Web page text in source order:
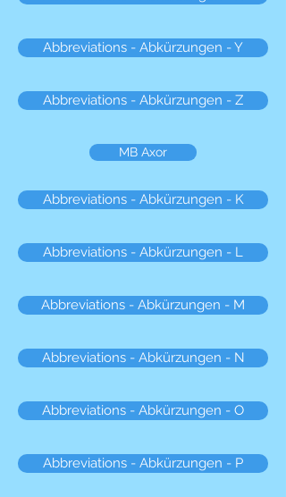
Abbreviations - Abkürzungen - Y
Abbreviations - Abkürzungen - Z
MB Axor
Abbreviations - Abkürzungen - K
Abbreviations - Abkürzungen - L
Abbreviations - Abkürzungen - M
Abbreviations - Abkürzungen - N
Abbreviations - Abkürzungen - O
Abbreviations - Abkürzungen - P